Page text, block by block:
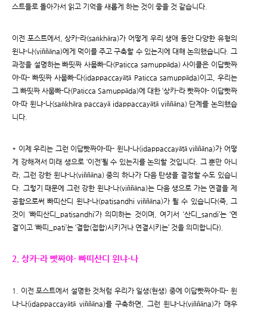
스트들로 돌아가서 읽고 기억을 새롭게 하는 것이 좋을 것 같습니다.
이전 포스트에서, 상카-라(saṅkhāra)가 어떻게 우리 생애 동안 다양한 유형의
윈냐-나(viññāna)에게 먹이를 주고 구축할 수 있는지에 대해 논의했습니다. 그
과정을 설명하는 빠띳짜 사뭅빠-다(Paṭicca samuppāda) 사이클은 이답빳짜
야-따- 빠띳짜 사뭅빠-다(idappaccayātā Paṭicca samuppāda)이고, 우리는
그 빠띳짜 사뭅빠-다(Paṭicca Samuppāda)에 대한 ‘상카-라 빳짜야- 이답빳짜
야-따 윈냐-나(saṅkhāra paccayā idappaccayātā viññāna) 단계를 논의했습
니다.
* 이제 우리는 그런 이답빳짜야-따- 윈냐-나(idappaccayātā viññāna)가 어떻
게 강해져서 미래 생으로 ‘이전’될 수 있는지를 논의할 것입니다. 그 뿐만 아니
라, 그런 강한 윈냐-나(viññāna) 중의 하나가 다음 탄생을 결정할 수도 있습니
다. 그렇기 때문에 그런 강한 윈냐-나(viññāna)는 다음 생으로 가는 연결을 제
공함으로써 빠띠산디 윈냐-나(patisandhi viññāna)가 될 수 있습니다(즉, 그
것이 ‘빠띠산디_patisandhi’가 의미하는 것이며, 여기서 ‘산디_sandi’는 ‘연
결’이고 ‘빠띠_pati’는 ‘결합(접합)시키거나 연결시키는’ 것을 의미합니다).
2. 상카-라 빳짜야- 빠띠산디 윈냐-나
1. 이전 포스트에서 설명한 것처럼 우리가 일생(현생) 중에 이답빳짜야-따- 윈
냐-나(idappaccayātā viññāna)를 구축하면, 그런 윈냐-나(viññāna)가 매우